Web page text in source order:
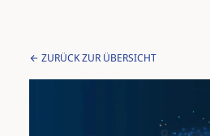
ZURÜCK ZUR ÜBERSICHT